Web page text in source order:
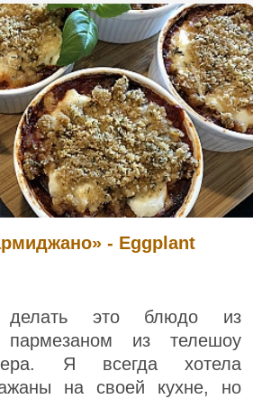
- Eggplant
делать это блюдо из
из телешоу
Я всегда хотела
на своей кухне, но